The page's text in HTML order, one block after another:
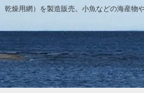
燥用網）を製造販売。小魚などの海産物